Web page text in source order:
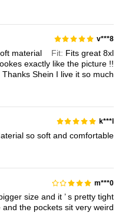
v***8
material Fit: Fits great 8xl
exactly like the picture !!
Thanks Shein I live it so much
k***l
so soft and comfortable
m***0
size and it ’s pretty tight
and the pockets sit very weird